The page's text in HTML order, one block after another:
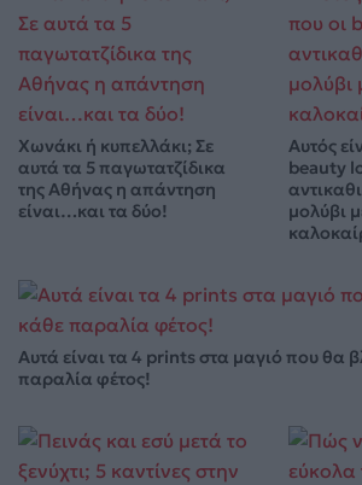
Χωνάκι ή κυπελλάκι; Σε
αυτά τα 5 παγωτατζίδικα
της Αθήνας η απάντηση
είναι…και τα δύο!
Αυτός
beauty
μολύβι
Αυτά είναι τα 4 prints στα μαγιό που θα
παραλία φέτος!